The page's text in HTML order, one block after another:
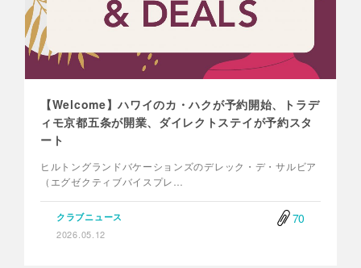
【Welcome】ハワイのカ・ハクが予約開始、トラデ
ィモ京都五条が開業、ダイレクトステイが予約スタ
ート
ヒルトングランドバケーションズのデレック・デ・サルビア
（エグゼクティブバイスプレ…
クラブニュース
2026.05.12
70